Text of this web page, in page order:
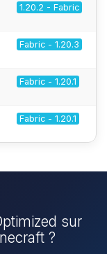
1.20.2 - Fabric
Fabric - 1.20.3
Fabric - 1.20.1
Fabric - 1.20.1
sur
?